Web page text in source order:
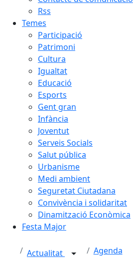
Rss
Temes
Participació
Patrimoni
Cultura
Igualtat
Educació
Esports
Gent gran
Infància
Joventut
Serveis Socials
Salut pública
Urbanisme
Medi ambient
Seguretat Ciutadana
Convivència i solidaritat
Dinamització Econòmica
Festa Major
Actualitat Agenda